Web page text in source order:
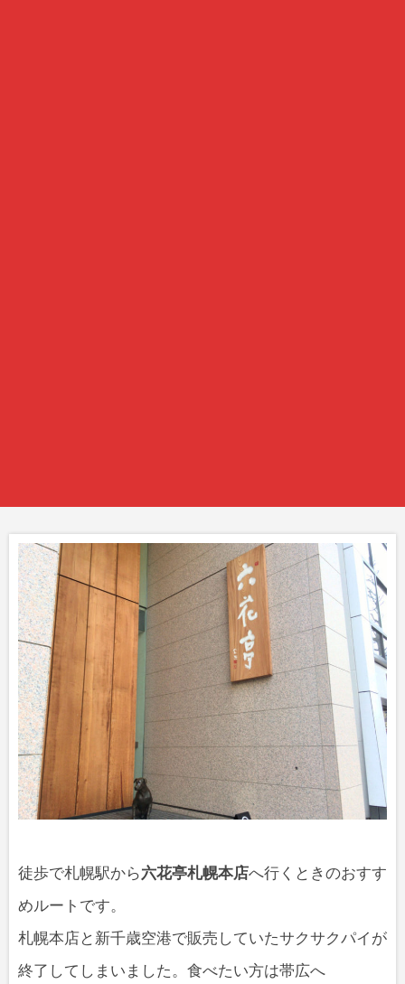
徒歩で札幌駅から六花亭札幌本店へ行くときのおすす
めルートです。
札幌本店と新千歳空港で販売していたサクサクパイが
終了してしまいました。食べたい方は帯広へ